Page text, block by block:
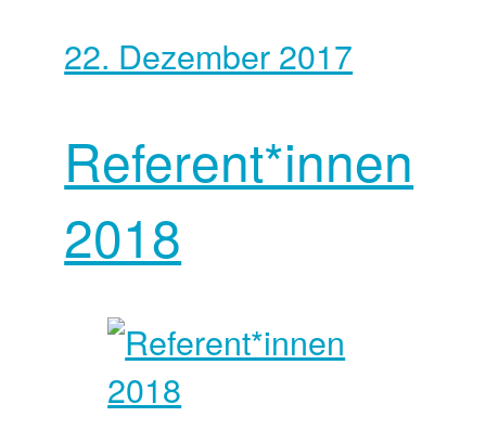
22. Dezember 2017
Referent*innen
2018